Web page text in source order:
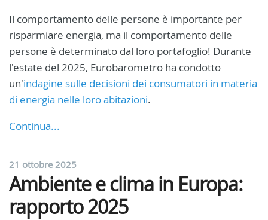
Il comportamento delle persone è importante per
risparmiare energia, ma il comportamento delle
persone è determinato dal loro portafoglio! Durante
l'estate del 2025, Eurobarometro ha condotto
un'indagine sulle decisioni dei consumatori in materia
di energia nelle loro abitazioni.
Continua...
21 ottobre 2025
Ambiente e clima in Europa:
rapporto 2025